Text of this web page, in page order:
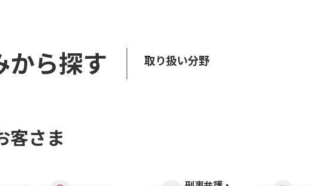
から探す 取り扱い分野
客さま